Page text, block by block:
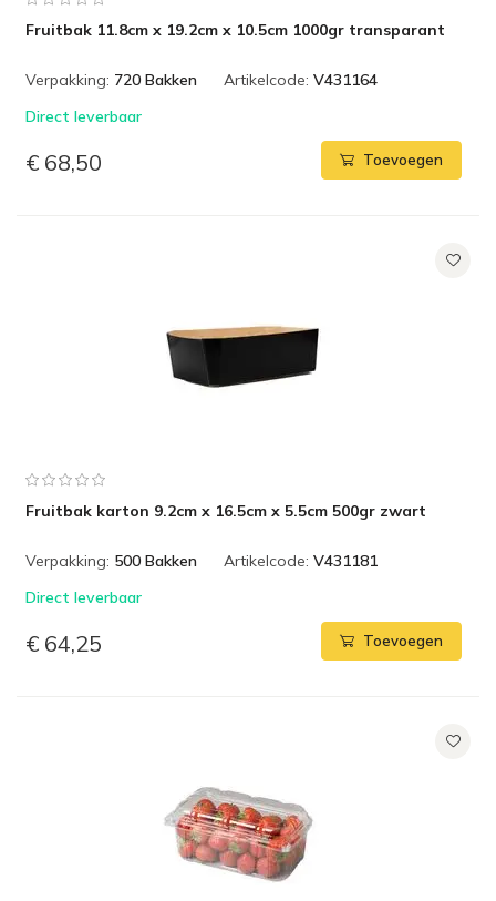
Fruitbak 11.8cm x 19.2cm x 10.5cm 1000gr transparant
Verpakking: 720 Bakken Artikelcode: V431164
Direct leverbaar
€ 68,50 Toevoegen
Fruitbak karton 9.2cm x 16.5cm x 5.5cm 500gr zwart
Verpakking: 500 Bakken Artikelcode: V431181
Direct leverbaar
€ 64,25 Toevoegen